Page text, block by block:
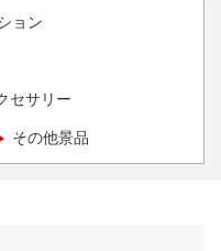
ョン
セサリー
その他景品